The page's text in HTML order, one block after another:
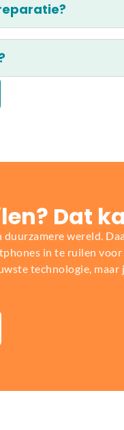
Dat
wereld.
in te ruilen
technologie, maar